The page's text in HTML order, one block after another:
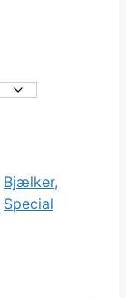
Bjælker,
Special